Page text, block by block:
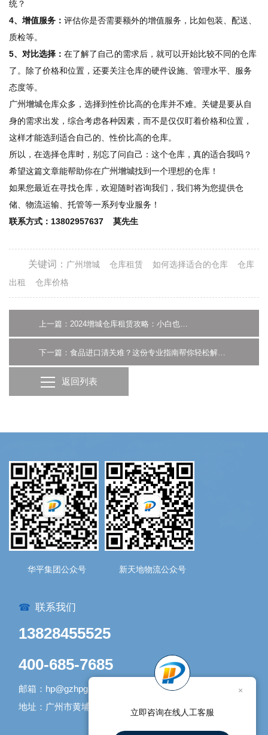
统？
4、增值服务： 评估你是否需要额外的增值服务，比如包装、配送、
质检等。
5、对比选择： 在了解了自己的需求后，就可以开始比较不同的仓库
了。除了价格和位置，还要关注仓库的硬件设施、管理水平、服务
态度等。
广州增城仓库众多，选择到性价比高的仓库并不难。关键是要从自
身的需求出发，综合考虑各种因素，而不是仅仅盯着价格和位置，
这样才能选到适合自己的、性价比高的仓库。
所以，在选择仓库时，别忘了问自己：这个仓库，真的适合我吗？
希望这篇文章能帮助你在广州增城找到一个理想的仓库！
如果您最近在寻找仓库，欢迎随时咨询我们，我们将为您提供仓
储、物流运输、托管等一系列专业服务！
联系方式：13802957637 莫先生
关键词： 广州增城 仓库租赁 如何选择适合的仓库
仓库
出租
仓库价格
上一篇：2024增城仓库租赁攻略：小白也能看懂的选择指南
下一篇：食品进口清关难？这份专业指南帮你轻松解决！
返回列表
华平集团公众号 新天地物流公众号
☎ 联系我们
13828455525
400-685-7685
邮箱：hp@gzhpgroup.com
地址：广州市黄埔区开发大道1338号1号库
×
立即咨询在线人工客服